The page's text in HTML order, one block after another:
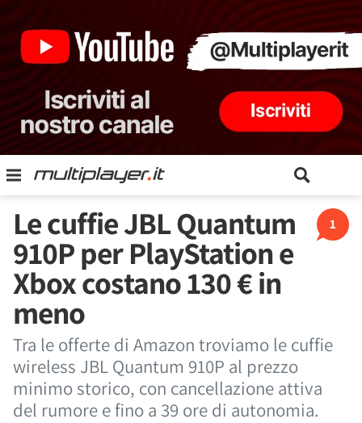
1
Le cuffie JBL Quantum
910P per PlayStation e
Xbox costano 130 € in
meno
Tra le offerte di Amazon troviamo le cuffie
wireless JBL Quantum 910P al prezzo
minimo storico, con cancellazione attiva
del rumore e fino a 39 ore di autonomia.